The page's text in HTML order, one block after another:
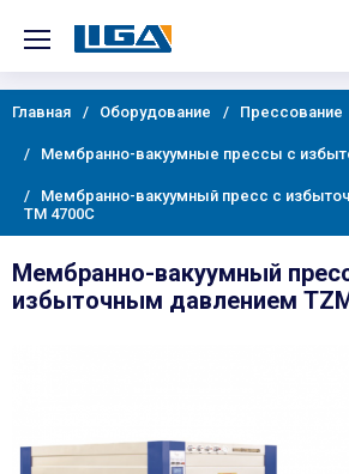
Главная Оборудование Прессование
Мембранно-вакуумные прессы с
Мембранно-вакуумный пресс с
TM 4700C
Мембранно-вакуумный
избыточным давлением